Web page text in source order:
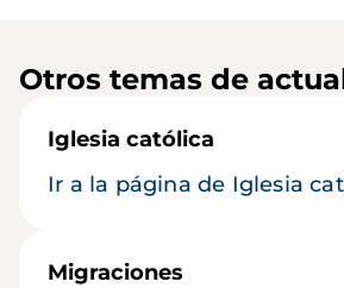
Otros temas de
Iglesia católica
Ir a la página de Iglesia
Migraciones